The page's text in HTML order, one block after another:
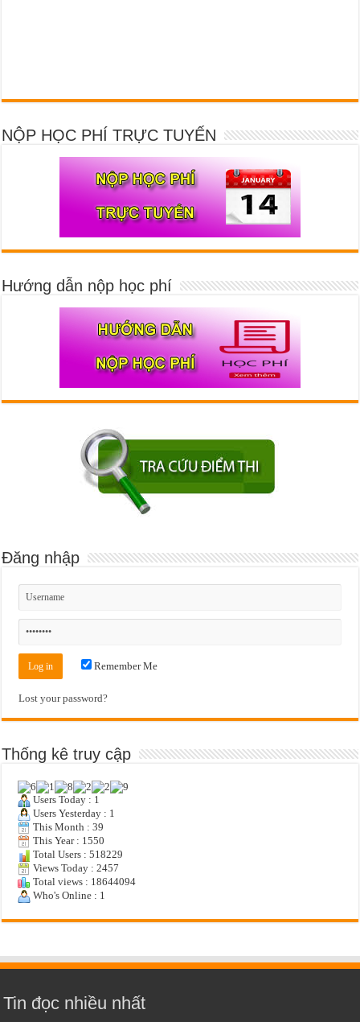
NỘP HỌC PHÍ TRỰC TUYẾN
Hướng dẫn nộp học phí
Đăng nhập
Remember Me
Lost your password?
Thống kê truy cập
Users Today : 1
Users Yesterday : 1
This Month : 39
This Year : 1550
Total Users : 518229
Views Today : 2457
Total views : 18644094
Who's Online : 1
Tin đọc nhiều nhất